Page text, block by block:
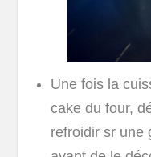
Une fois la
cake du four,
refroidir sr une